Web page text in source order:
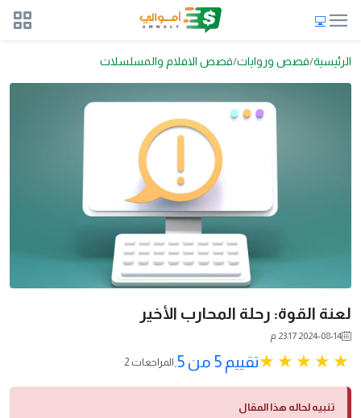
الرئيسية قصص وروايات قصص الافلام والمسلسلات
لعنة القوة: رحلة المحارب الأخير
2024-08-14 23:17 م
تقييم 5 من 5. 2 المراجعات
تنبيه لحاله هذا المقال